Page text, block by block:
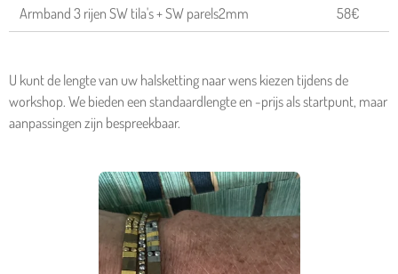
Armband 3 rijen SW tila's + SW parels2mm
58€
U kunt de lengte van uw halsketting naar wens kiezen tijdens de
workshop. We bieden een standaardlengte en -prijs als startpunt, maar
aanpassingen zijn bespreekbaar.